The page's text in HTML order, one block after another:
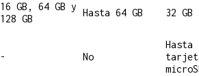
16 GB, 64 GB y
128 GB
Hasta 64 GB 32 GB
- No
Hasta